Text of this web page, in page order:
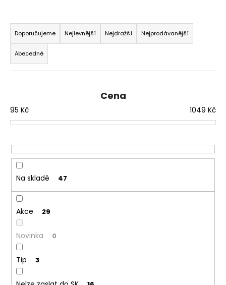
Ř
a
z
e
n
r
o
u
k
ů
Doporučujeme Nejlevnější Nejdražší Nejprodávanější
Abecedně
Cena
95 Kč 1049 Kč
Na skladě 47
Akce 29
Novinka 0
Tip 3
j
í
t
?
HLEDAT
D
o
o
u
u
m